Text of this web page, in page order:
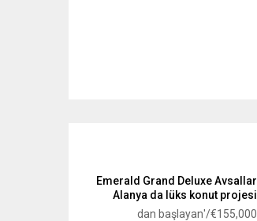
Emerald Grand Deluxe Avsallar
Alanya da lüks konut projesi
€155,000/'dan başlayan